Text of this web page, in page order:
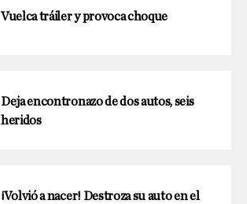
Vuelca tráiler y provoca choque
Deja encontronazo de dos autos, seis
heridos
¡Volvió a nacer! Destroza su auto en el